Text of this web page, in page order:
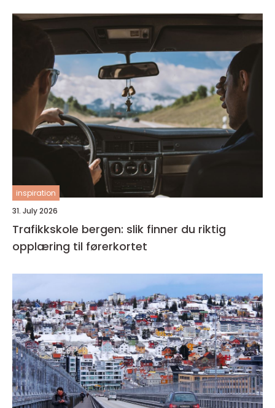
inspiration
31. July 2026
Trafikkskole bergen: slik finner du riktig
opplæring til førerkortet